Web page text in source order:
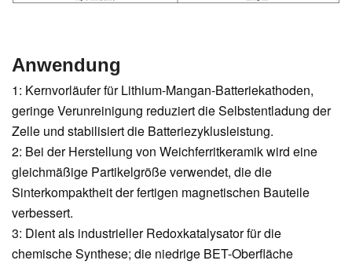
Anwendung
1: Kernvorläufer für Lithium-Mangan-Batteriekathoden,
geringe Verunreinigung reduziert die Selbstentladung der
Zelle und stabilisiert die Batteriezyklusleistung.
2: Bei der Herstellung von Weichferritkeramik wird eine
gleichmäßige Partikelgröße verwendet, die die
Sinterkompaktheit der fertigen magnetischen Bauteile
verbessert.
3: Dient als industrieller Redoxkatalysator für die
chemische Synthese; die niedrige BET-Oberfläche